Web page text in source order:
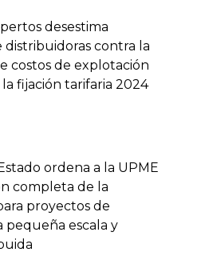
desestima
distribuidoras contra la
costos de explotación
fijación tarifaria 2024
ordena a la UPME
completa de la
proyectos de
pequeña escala y